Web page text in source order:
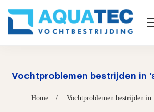
Vochtproblemen bestrijden in
Home Vochtproblemen bestrijden in